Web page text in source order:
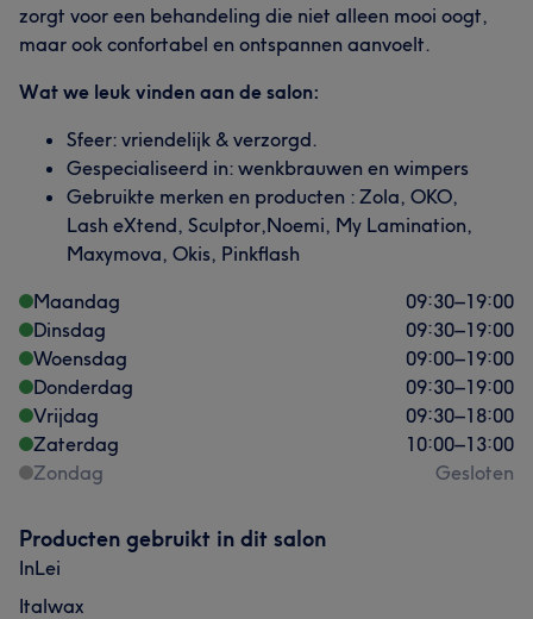
zorgt voor een behandeling die niet alleen mooi oogt,
maar ook confortabel en ontspannen aanvoelt.
Wat we leuk vinden aan de salon:
Sfeer: vriendelijk & verzorgd.
Gespecialiseerd in: wenkbrauwen en wimpers
Gebruikte merken en producten : Zola, OKO,
Lash eXtend, Sculptor,Noemi, My Lamination,
Maxymova, Okis, Pinkflash
Maandag
09:30–19:00
Dinsdag
09:30–19:00
Woensdag
09:00–19:00
Donderdag
09:30–19:00
Vrijdag
09:30–18:00
Zaterdag
10:00–13:00
Zondag
Gesloten
Producten gebruikt in dit salon
InLei
Italwax